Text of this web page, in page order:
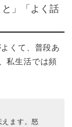
」「よく話
くて、普段あ
私生活では頻
ます。怒